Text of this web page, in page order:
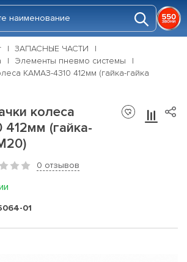
ЗАПАСНЫЕ ЧАСТИ
Элементы пневмо системы
КАМАЗ-4310 412мм (гайка-гайка
колеса
(гайка-
0 отзывов
01